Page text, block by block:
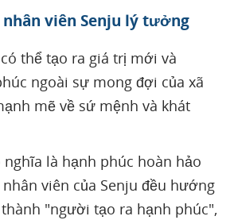
nhân viên Senju lý tưởng
thể tạo ra giá trị mới và
ngoài sự mong đợi của xã
mẽ về sứ mệnh và khát
nghĩa là hạnh phúc hoàn hảo
viên của Senju đều hướng
"người tạo ra hạnh phúc",